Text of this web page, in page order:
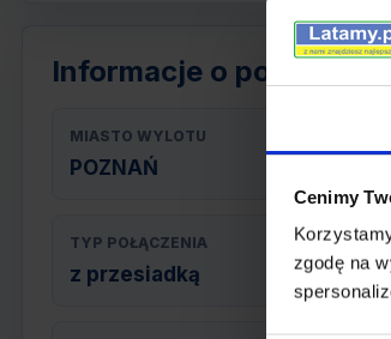
Cenimy
zgodę na
Informacje o połączeniu
MIASTO WYLOTU
POZNAŃ
TYP POŁĄCZENIA
z przesiadką